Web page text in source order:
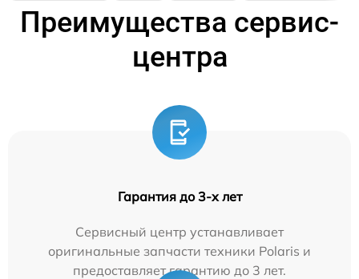
Преимущества сервис-
центра
Гарантия до 3-х лет
Сервисный центр устанавливает
оригинальные запчасти техники Polaris и
предоставляет гарантию до 3 лет.